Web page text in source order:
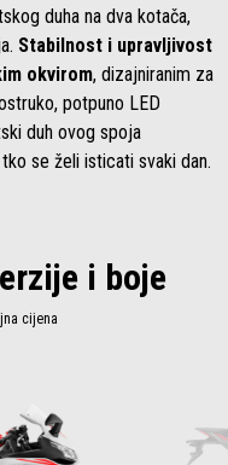
duha na dva kotača,
Stabilnost i upravljivost
okvirom, dizajniranim za
potpuno LED
duh ovog spoja
se želi isticati svaki dan.
i boje
cijena